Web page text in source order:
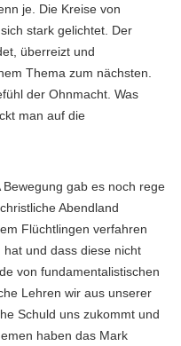
je. Die Kreise von
stark gelichtet. Der
überreizt und
Thema zum nächsten.
der Ohnmacht. Was
man auf die
gab es noch rege
Abendland
Flüchtlingen verfahren
hat und dass diese nicht
von fundamentalistischen
Lehren wir aus unserer
Schuld uns zukommt und
haben das Mark